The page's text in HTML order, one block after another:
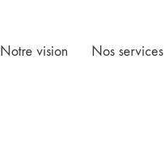
Notre vision Nos services